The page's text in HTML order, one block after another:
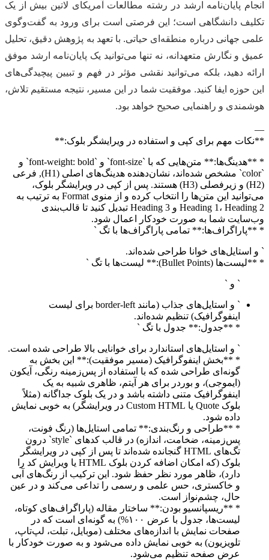
انجام پایان‌نامه ارشد در رشته مطالعات آمریکای لاتین بیش از یک
تکلیف دانشگاهی است؛ این فرصتی است برای ورود به گفت‌وگوی
علمی جهانی درباره منطقه‌ای حیاتی. با تعهد به پژوهش دقیق، تحلیل
عمیق و نگارش متعهدانه، نه تنها می‌توانید یک پایان‌نامه ارشد موفق
ارائه دهید، بلکه می‌توانید نقشی مؤثر در فهم و تبیین پیچیدگی‌های
این حوزه ایفا کنید. موفقیت شما در این مسیر، نتیجه مستقیم تلاش،
هوشمندی و راهنمایی صحیح خواهد بود.
—
**نکات مهم برای کپی و استفاده در ویرایشگر بلوک:**
* **هدینگ‌ها:** متن‌هایی که با `font-size` و `font-weight: bold` و
`color` مشخص شده‌اند، نشان‌دهنده هدینگ‌های اصلی (H1), فرعی
(H2) و زیرفصلی (H3) هستند. پس از کپی در ویرایشگر بلوک،
می‌توانید این متن‌ها را انتخاب کرده و از منوی Format به ترتیب به
Heading 1، Heading 2 و Heading 3 تبدیل کنید تا قالب‌بندی
وب‌سایت شما به صورت خودکار اعمال شود.
* **پاراگراف‌ها:** تمامی پاراگراف‌ها با تگ `
` و استایل‌های خوانا طراحی شده‌اند.
* **لیست‌ها (Bullet Points):** لیست‌ها با تگ `
` و `
` و استایل‌های جذاب (مانند border-left برای لیست
اینفوگرافیک) تنظیم شده‌اند.
* **جدول:** جدول با تگ `
` و استایل‌های استاندارد برای خوانایی بالا طراحی شده است.
* **بخش اینفوگرافیک (مسیر موفقیت):** این بخش به
گونه‌ای طراحی شده که با استفاده از پس‌زمینه رنگی، آیکون
(ایموجی)، و بوردر برای هر آیتم، ظاهری شبیه به یک
اینفوگرافیک متنی داشته باشد و در یک بلوک جداگانه (مثلاً
بلوک Quote یا Custom HTML در ویرایشگر) به خوبی نمایش
داده شود.
* **طراحی و رنگ‌بندی:** تمامی استایل‌ها (رنگ فونت،
پس‌زمینه، ضخامت، اندازه) در قالب کدهای `style` درون
تگ‌های HTML گنجانده شده‌اند تا پس از کپی در ویرایشگر
بلوک (که امکان اضافه کردن بلوک HTML یا ویرایش کد را
دارد)، ظاهر مورد نظر حفظ شود. این ترکیب از رنگ‌های آبی
و خاکستری، حس علمی و رسمی را تداعی می‌کند و در عین
حال، چشم‌نواز است.
* **ریسپانسیو بودن:** ساختار مقاله (پاراگراف‌های کوتاه،
لیست‌ها، جدول با عرض ۱۰۰%) به گونه‌ای است که در
صفحات نمایش با اندازه‌های مختلف (موبایل، تبلت، لپ‌تاپ،
تلویزیون) به خوبی نمایش داده می‌شود و به صورت خودکار با
عرض صفحه تنظیم می‌شود.